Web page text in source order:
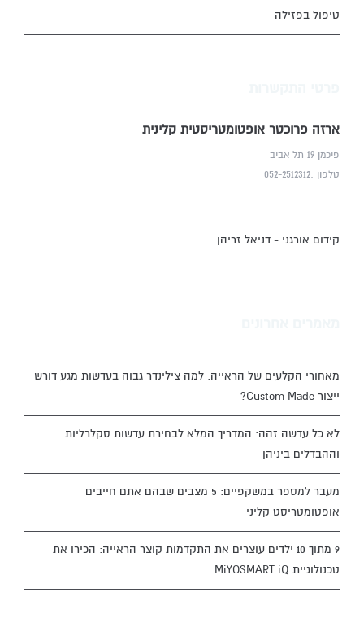
טיפול בפזילה
ארזה פרוכטר אופטומטריסטית קלינית
פיכמן 19 תל אביב
טלפון :052-2512312
קידום אורגני - דניאל זריהן
מאחורי הקלעים של הראייה: למה צילינדר גבוה בעדשות מגע דורש
ייצור Custom Made?
לא כל עדשה זהה: המדריך המלא לבחירת עדשות סקלרליות
וההבדלים ביניהן
מעבר למספר במשקפיים: 5 מצבים שבהם אתם חייבים
אופטומטריסט קליני
9 מתוך 10 ילדים עוצרים את התקדמות קוצר הראייה: הכירו את
טכנולוגיית MiYOSMART iQ